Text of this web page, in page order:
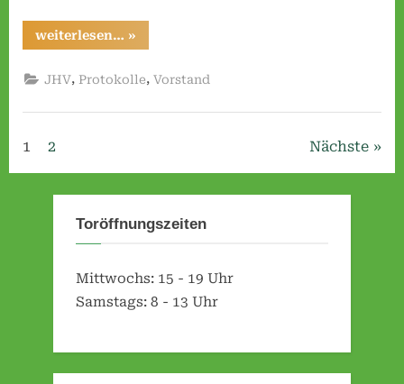
weiterlesen… “Jahreshauptversammlung
vom
(Vereinshaus)”
»
JHV, Protokolle,Vorstand
Seitennummerierung
der
Beiträge
1 2 Nächste
Toröffnungszeiten
Mittwochs: 15 - 19 Uhr
Samstags: 8 - 13 Uhr